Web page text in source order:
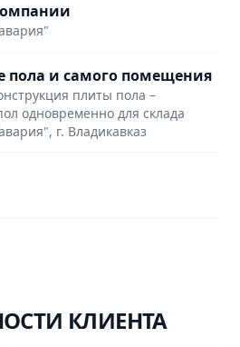
пола и самого помещения
плиты пола –
одновременно для склада
г. Владикавказ
КЛИЕНТА